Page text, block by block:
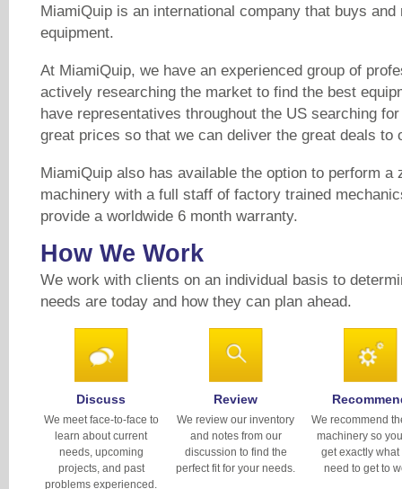
MiamiQuip is an international company that buys
equipment.
At MiamiQuip, we have an experienced group of
actively researching the market to find the best
have representatives throughout the US searching
great prices so that we can deliver the great deals to
MiamiQuip also has available the option to perform a
machinery with a full staff of factory trained
provide a worldwide 6 month warranty.
How We Work
We work with clients on an individual basis to
needs are today and how they can plan ahead.
Discuss
We meet face-to-face to
learn about current
needs, upcoming
projects, and past
problems experienced.
Review
We review our inventory
and notes from our
discussion to find the
perfect fit for your needs.
We recommend
machinery so
get exactly what
need to get to